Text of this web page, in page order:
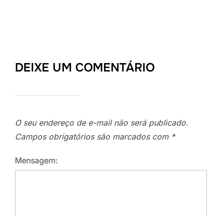
DEIXE UM COMENTÁRIO
O seu endereço de e-mail não será publicado.
Campos obrigatórios são marcados com *
Mensagem: